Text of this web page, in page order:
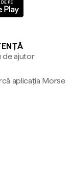
de ajutor
aplicația Morse